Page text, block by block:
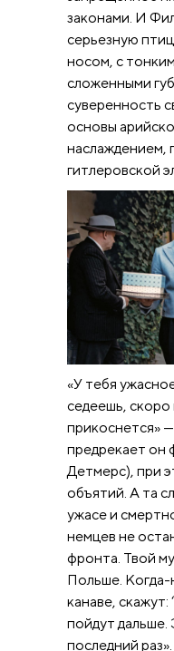
законами. И
серьезную
носом, с
сложенными
суверенность
основы
наслаждением,
гитлеровской
«У тебя
седеешь, скоро
прикоснется»
предрекает он
Детмерс), при
объятий. А та
ужасе и
немцев не
фронта. Твой
Польше. Когда-
канаве,
пойдут
последний раз».